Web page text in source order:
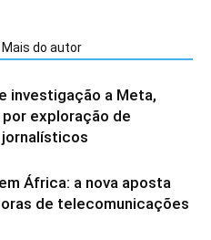
Mais do autor
investigação a Meta,
por exploração de
África: a nova aposta
de telecomunicações